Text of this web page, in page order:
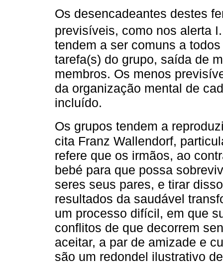
Os desencadeantes destes
previsíveis, como nos alerta
tendem a ser comuns a
tarefa(s) do grupo, saída de
membros. Os menos
da organização mental de
incluído.
Os grupos tendem a
cita Franz Wallendorf,
refere que os irmãos, ao
bebé para que possa
seres seus pares, e tirar
resultados da saudável
um processo difícil, em que
conflitos de que decorrem
aceitar, a par de amizade e
são um redondel ilustrativo